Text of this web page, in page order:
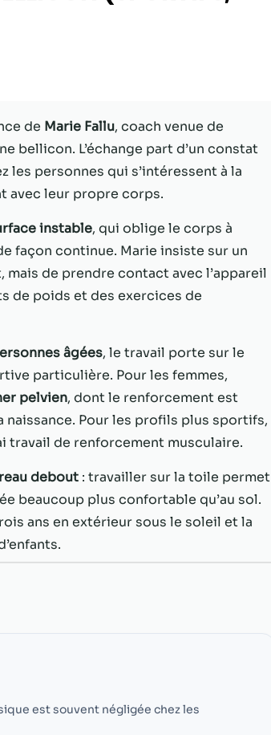
de Marie Fallu, coach venue de
bellicon. L’échange part d’un constat
les personnes qui s’intéressent à la
avec leur propre corps.
instable, qui oblige le corps à
façon continue. Marie insiste sur un
de prendre contact avec l’appareil
de poids et des exercices de
âgées, le travail porte sur le
particulière. Pour les femmes,
pelvien, dont le renforcement est
Pour les profils plus sportifs,
travail de renforcement musculaire.
debout : travailler sur la toile permet
beaucoup plus confortable qu’au sol.
ans en extérieur sous le soleil et la
est souvent négligée chez les
et la structure
du site Web,
en fonction
de la façon
Web est
utilisé.
Experience
Afin que notre
aussi bien que
possible lors
de votre visite.
Si vous refusez
ces cookies,
certaines
fonctionnalités
du site Web.
voir du
contenu et des